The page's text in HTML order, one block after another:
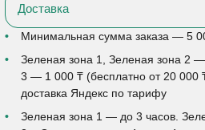
Доставка
Минимальная сумма заказа — 5
Зеленая зона 1, Зеленая зона 2
3 — 1 000 ₸ (бесплатно от 20
доставка Яндекс по тарифу
Зеленая зона 1 — до 3 часов.